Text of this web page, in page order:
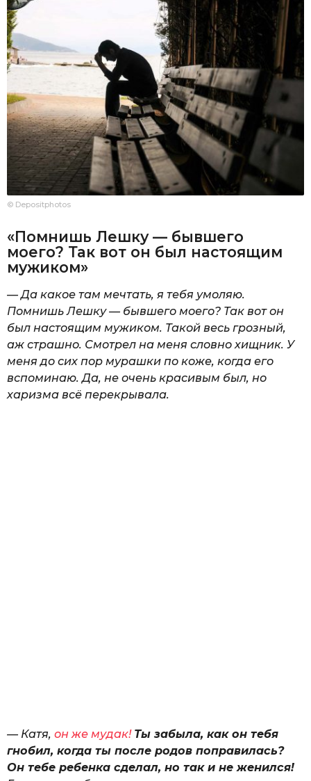
© Depositphotos
«Помнишь Лешку — бывшего
моего? Так вот он был настоящим
мужиком»
— Да какое там мечтать, я тебя умоляю.
Помнишь Лешку — бывшего моего? Так вот он
был настоящим мужиком. Такой весь грозный,
аж страшно. Смотрел на меня словно хищник. У
меня до сих пор мурашки по коже, когда его
вспоминаю. Да, не очень красивым был, но
харизма всё перекрывала.
— Катя, он же мудак! Ты забыла, как он тебя
гнобил, когда ты после родов поправилась?
Он тебе ребенка сделал, но так и не женился!